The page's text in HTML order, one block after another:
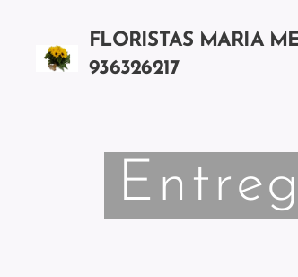
FLORISTAS MARIA
936326217